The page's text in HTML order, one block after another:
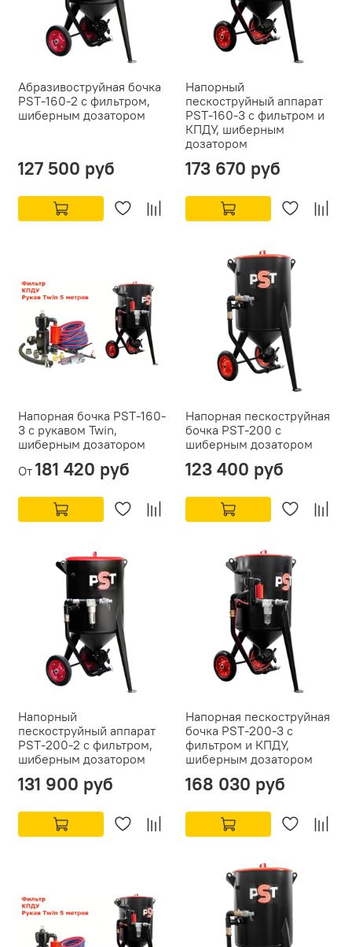
Абразивоструйная бочка
PST-160-2 с фильтром,
шиберным дозатором
127 500 руб
Напорный
пескоструйный аппарат
PST-160-3 с фильтром и
КПДУ, шиберным
дозатором
173 670 руб
Напорная бочка PST-160-
3 с рукавом Twin,
шиберным дозатором
От 181 420 руб
Напорная пескоструйная
бочка PST-200 с
шиберным дозатором
123 400 руб
Напорный
пескоструйный аппарат
PST-200-2 с фильтром,
шиберным дозатором
131 900 руб
Напорная пескоструйная
бочка PST-200-3 с
фильтром и КПДУ,
шиберным дозатором
168 030 руб